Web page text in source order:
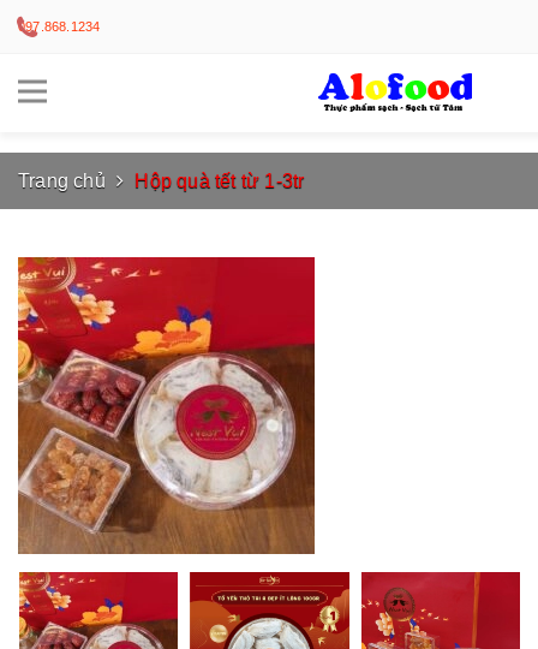
097.868.1234
Trang chủ Hộp quà tết từ 1-3tr